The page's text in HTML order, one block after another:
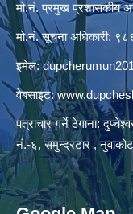
मो.नं. प्रमुख प्रशासकीय
मो.नं. सूचना अधिकारी:
इमेल:
वेबसाइट:
पत्राचार गर्ने ठेगाना:
नं.-६, समुन्द्रटार ,